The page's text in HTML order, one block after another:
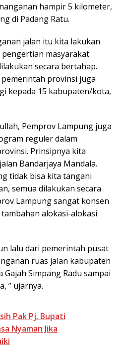
hampir 5 kilometer,
di Padang Ratu.
jalan itu kita lakukan
masyarakat
secara bertahap.
pemerintah provinsi juga
kepada 15 kabupaten/kota,
Pemprov Lampung juga
reguler dalam
Prinsipnya kita
Bandarjaya Mandala.
tidak bisa kita tangani
semua dilakukan secara
Lampung sangat konsen
alokasi-alokasi
lalu dari pemerintah pusat
ruas jalan kabupaten
Simpang Radu sampai
” ujarnya.
Pak Pj. Bupati
Nyaman Jika